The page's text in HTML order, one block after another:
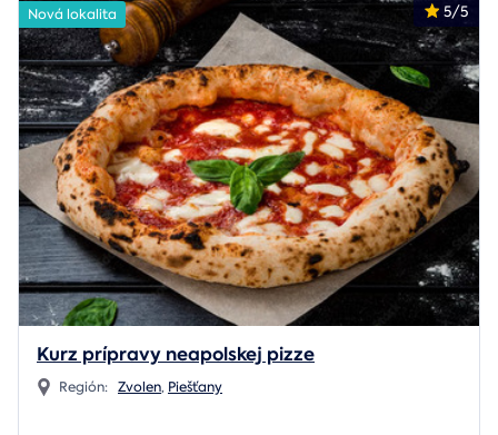
5/5
Nová lokalita
Kurz prípravy neapolskej pizze
Región: Zvolen, Piešťany